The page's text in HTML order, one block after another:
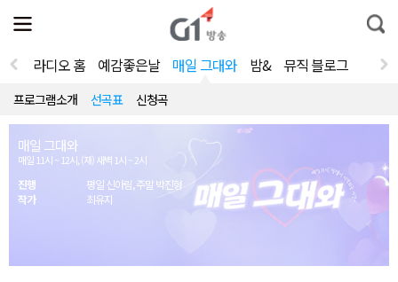
전
체
뉴
열
통
합
라디오 홈 예감좋은날 매일 그대와 밤& 뮤직 블로그
프로그램소개 선곡표 신청곡
매일 그대와
매일 11시 ~ 12시, (재) 새벽 1시 ~ 2시
진행
평일 신아림, 주말 박진형
작가
최유지